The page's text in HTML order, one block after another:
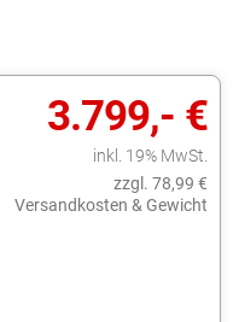
3.799,- €
inkl. 19% MwSt.
zzgl. 78,99 €
Versandkosten & Gewicht